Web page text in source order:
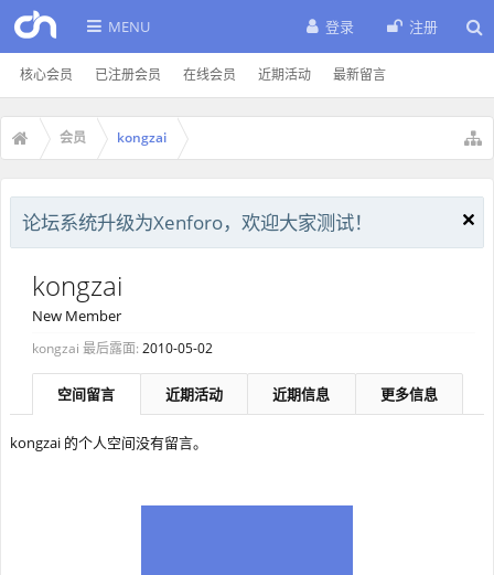
MENU
核心会员 已注册会员 在线会员 近期活动 最新留言
登录 注册
会员 kongzai
论坛系统升级为Xenforo，欢迎大家测试！
kongzai
New Member
kongzai 最后露面: 2010-05-02
空间留言 近期活动 近期信息 更多信息
kongzai 的个人空间没有留言。